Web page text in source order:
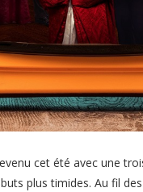
cet été avec une
plus timides. Au fil